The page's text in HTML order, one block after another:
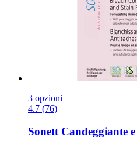
3 opzioni
4.7 (76)
Sonett Candeggiante